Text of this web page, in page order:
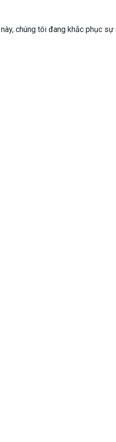
chúng tôi đang khắc phục